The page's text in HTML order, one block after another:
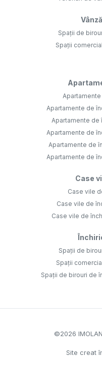
Spații de
Spații
Apartamente de
Apartamente de
Apartamente de
Apartamente de
Apartamente de
Case
Case vile
Case vile de
Case vile de
Spații de
Spații
Spații de birouri de
©2026
Site creat